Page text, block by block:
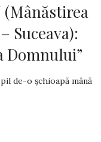
(Mânăstirea
Suceava):
Domnului”
de-o șchioapă mână